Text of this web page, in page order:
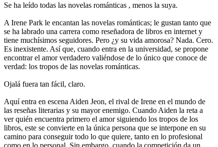
Se ha leído todas las novelas románticas , menos la suya.
A Irene Park le encantan las novelas románticas; le gustan tanto que
se ha labrado una carrera como reseñadora de libros en internet y
tiene muchísimos seguidores. Pero ¿y su vida amorosa? Nada. Cero.
Es inexistente. Así que, cuando entra en la universidad, se propone
encontrar el amor verdadero valiéndose de lo único que conoce de
verdad: los tropos de las novelas románticas.
Ojalá fuera tan fácil, claro.
Aquí entra en escena Aiden Jeon, el rival de Irene en el mundo de
las reseñas literarias y su mayor enemigo. Cuando Aiden la reta a
ver quién encuentra primero el amor siguiendo los tropos de los
libros, este se convierte en la única persona que se interpone en su
camino para conseguir todo lo que quiere, tanto en lo profesional
como en lo personal. Sin embargo, cuando la competición da un